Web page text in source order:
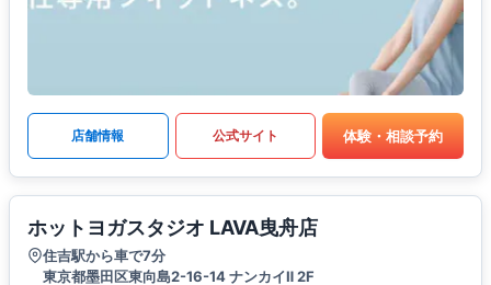
店舗情報 公式サイト 体験・相談予約
ホットヨガスタジオ LAVA曳舟店
住吉駅から車で7分
東京都墨田区東向島2-16-14 ナンカイⅡ 2F